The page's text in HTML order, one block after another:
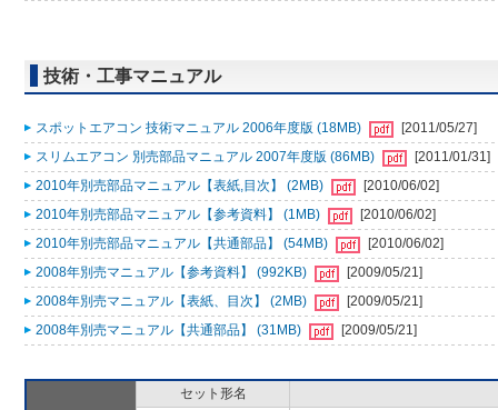
技術・工事マニュアル
スポットエアコン 技術マニュアル 2006年度版 (18MB)
[2011/05/27]
スリムエアコン 別売部品マニュアル 2007年度版 (86MB)
[2011/01/31]
2010年別売部品マニュアル【表紙,目次】 (2MB)
[2010/06/02]
2010年別売部品マニュアル【参考資料】 (1MB)
[2010/06/02]
2010年別売部品マニュアル【共通部品】 (54MB)
[2010/06/02]
2008年別売マニュアル【参考資料】 (992KB)
[2009/05/21]
2008年別売マニュアル【表紙、目次】 (2MB)
[2009/05/21]
2008年別売マニュアル【共通部品】 (31MB)
[2009/05/21]
セット形名